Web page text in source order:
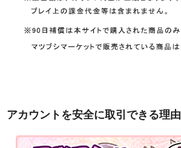
アカウントを安全に取引できる理由